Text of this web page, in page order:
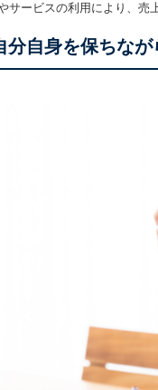
ービスの利用により、売
自身を保ちな